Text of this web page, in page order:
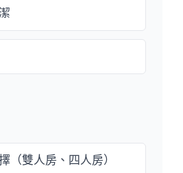
（雙人房、四人房）